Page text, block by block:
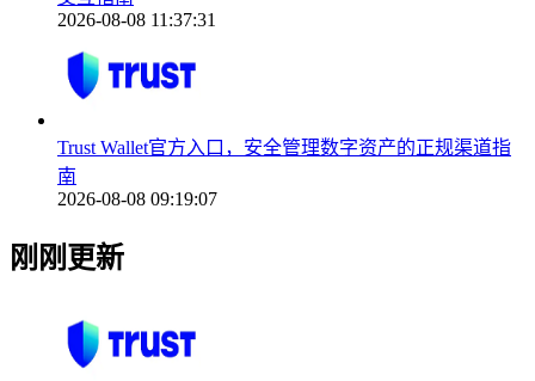
2026-08-08 11:37:31
Trust Wallet官方入口，安全管理数字资产的正规渠道指
南
2026-08-08 09:19:07
刚刚更新